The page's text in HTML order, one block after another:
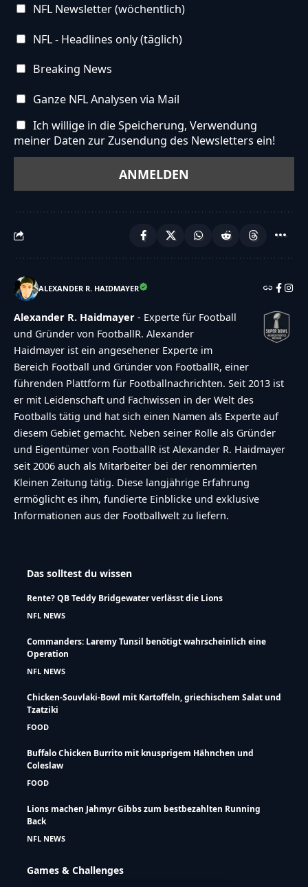
NFL Newsletter (wöchentlich)
NFL - Headlines only (täglich)
Breaking News
Ganze NFL Analysen via Mail
Ich willige in die Speicherung, Verwendung
meiner Daten zur Zusendung des Newsletters ein!
ALEXANDER R. HAIDMAYER
Alexander R. Haidmayer - Experte für Football
und Gründer von FootballR. Alexander
Haidmayer ist ein angesehener Experte im
Bereich Football und Gründer von FootballR, einer
führenden Plattform für Footballnachrichten. Seit 2013 ist
er mit Leidenschaft und Fachwissen in der Welt des
Footballs tätig und hat sich einen Namen als Experte auf
diesem Gebiet gemacht. Neben seiner Rolle als Gründer
und Eigentümer von FootballR ist Alexander R. Haidmayer
seit 2006 auch als Mitarbeiter bei der renommierten
Kleinen Zeitung tätig. Diese langjährige Erfahrung
ermöglicht es ihm, fundierte Einblicke und exklusive
Informationen aus der Footballwelt zu liefern.
Das solltest du wissen
Rente? QB Teddy Bridgewater verlässt die Lions
NFL NEWS
Commanders: Laremy Tunsil benötigt wahrscheinlich eine
Operation
NFL NEWS
Chicken-Souvlaki-Bowl mit Kartoffeln, griechischem Salat und
Tzatziki
FOOD
Buffalo Chicken Burrito mit knusprigem Hähnchen und
Coleslaw
FOOD
Lions machen Jahmyr Gibbs zum bestbezahlten Running
Back
NFL NEWS
Games & Challenges